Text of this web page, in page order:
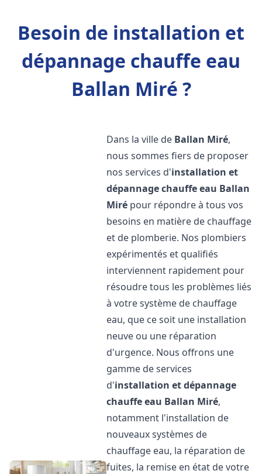
Besoin de installation et
dépannage chauffe eau
Ballan Miré ?
Dans la ville de Ballan Miré,
nous sommes fiers de proposer
nos services d'installation et
dépannage chauffe eau Ballan
Miré pour répondre à tous vos
besoins en matière de chauffage
et de plomberie. Nos plombiers
expérimentés et qualifiés
interviennent rapidement pour
résoudre tous les problèmes liés
à votre système de chauffage
eau, que ce soit une installation
neuve ou une réparation
d'urgence. Nous offrons une
gamme de services
d'installation et dépannage
chauffe eau Ballan Miré,
notamment l'installation de
nouveaux systèmes de
chauffage eau, la réparation de
fuites, la remise en état de votre